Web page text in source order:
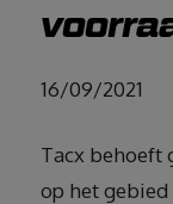
16/09/2021
Tacx behoeft
op het